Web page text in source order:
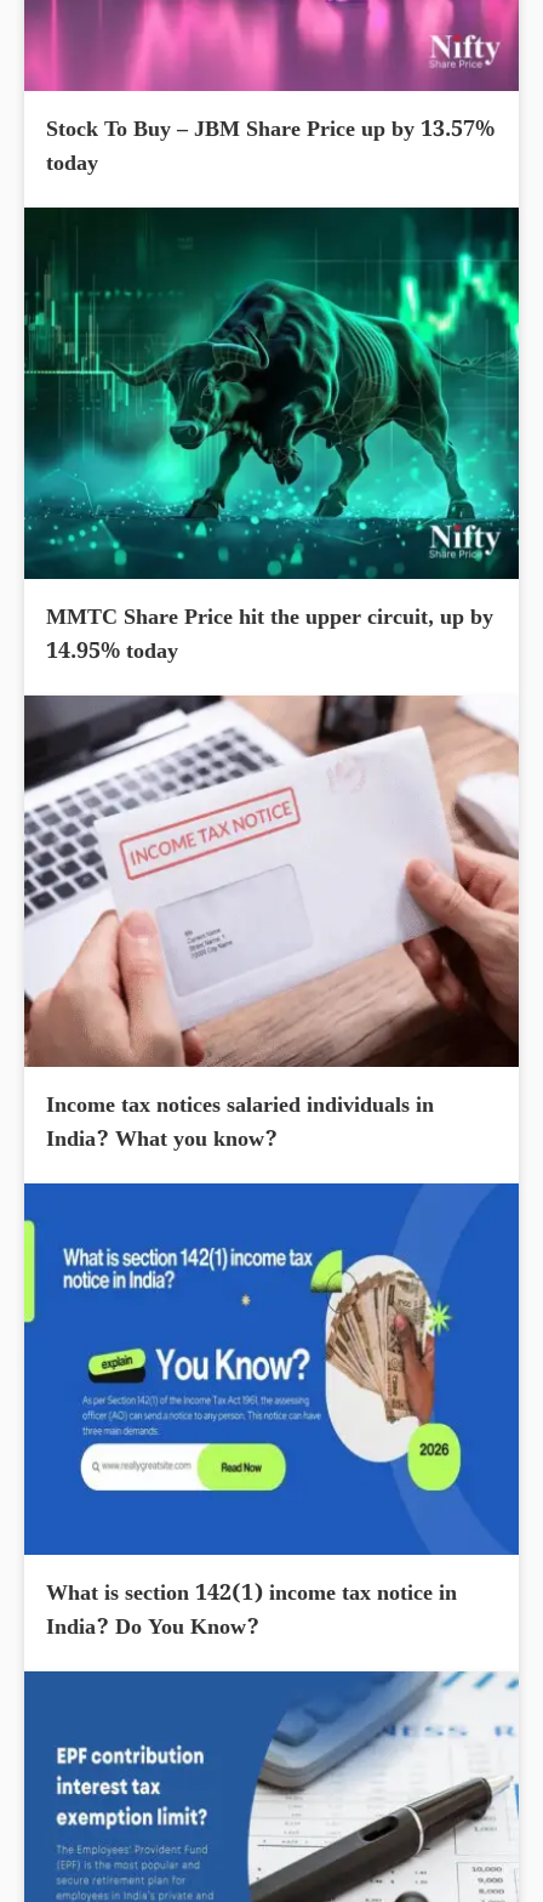
Stock To Buy – JBM Share Price up by 13.57%
today
MMTC Share Price hit the upper circuit, up by
14.95% today
Income tax notices salaried individuals in
India? What you know?
What is section 142(1) income tax notice in
India? Do You Know?